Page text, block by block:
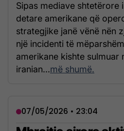
Sipas mediave shtetërore
detare amerikane që
strategjike janë vënë nën
një incidenti të
amerikane kishte sulmuar
iranian...më shumë.
07/05/2026 • 23:04